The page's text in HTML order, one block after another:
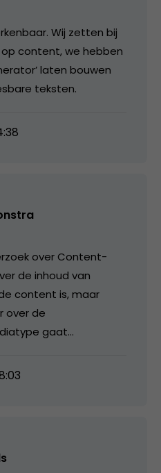
Wij zetten bij
op content, we hebben
laten bouwen
teksten.
over Content-
de inhoud van
content is, maar
over de
gaat…